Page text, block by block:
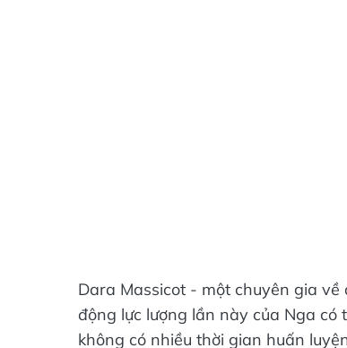
Dara Massicot - một chuyên gia
động lực lượng lần này của Nga